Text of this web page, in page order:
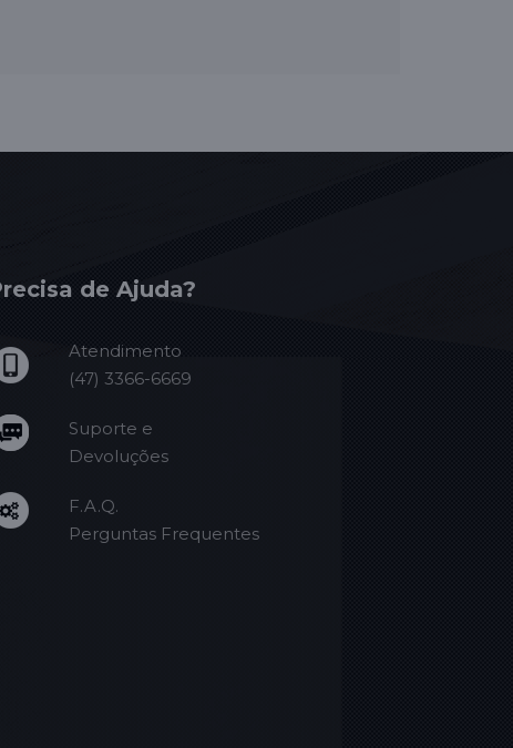
de Ajuda?
Atendimento
(47) 3366-6669
Suporte e
Devoluções
F.A.Q.
Perguntas Frequentes